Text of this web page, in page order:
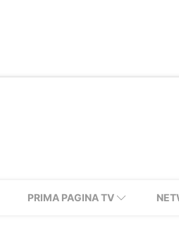
PRIMA PAGINA TV